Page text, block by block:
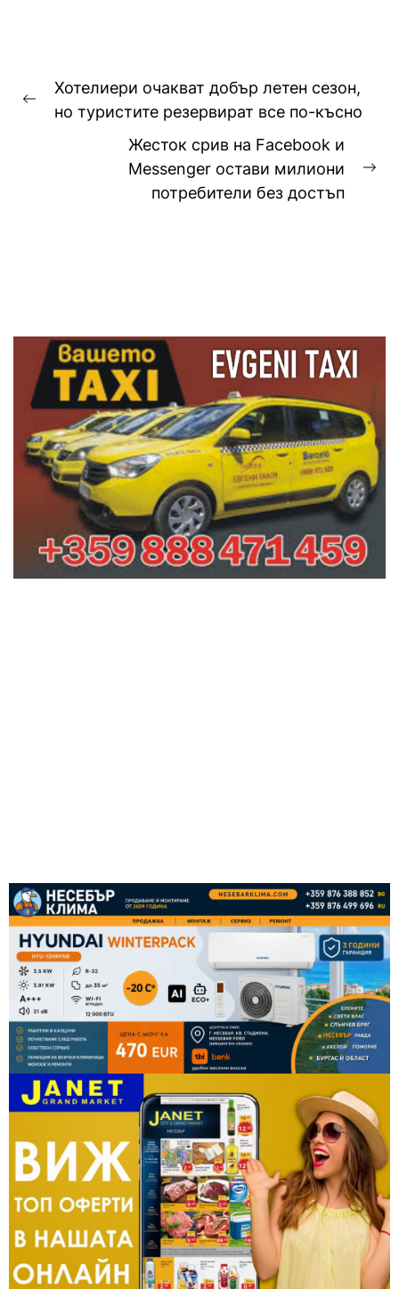
Навигация
Previous
Хотелиери очакват добър летен сезон,
но туристите резервират все по-късно
Жесток срив на Facebook и
Messenger остави милиони
потребители без достъп